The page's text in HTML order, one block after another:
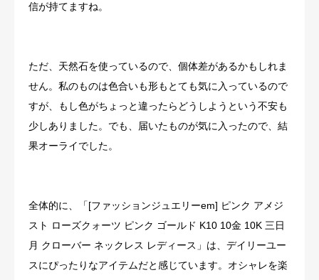
信が持てますね。
ただ、天然石を使っているので、個体差があるかもしれま
せん。私のものは色合いも形もとても気に入っているので
すが、もし色がちょっと違ったらどうしようという不安も
少しありました。でも、届いたものが気に入ったので、結
果オーライでした。
全体的に、「[ファッションジュエリーem] ピンク アメジ
スト ローズクォーツ ピンク ゴールド K10 10金 10K 三日
月 クローバー ネックレス レディース」は、デイリーユー
スにぴったりなアイテムだと感じています。オシャレを楽